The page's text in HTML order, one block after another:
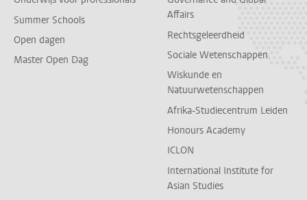
Summer Schools
Open dagen
Master Open Dag
Affairs
Rechtsgeleerdheid
Sociale Wetenschappen
Wiskunde en
Natuurwetenschappen
Afrika-Studiecentrum Leiden
Honours Academy
ICLON
International Institute for
Asian Studies